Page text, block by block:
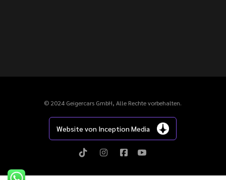
© 2024 Geigercars GmbH, Alle Rechte vorbehalten.
Website von Inception Media